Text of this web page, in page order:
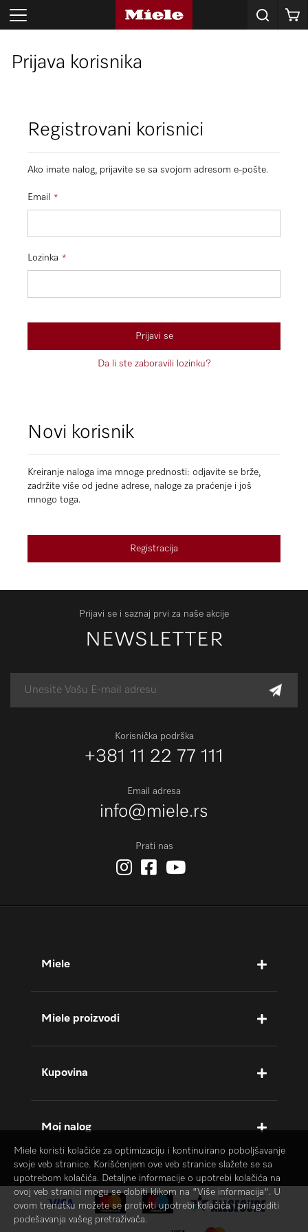
Korpa
Prijava korisnika
Registrovani korisnici
Ako imate nalog, prijavite se sa svojom adresom e-pošte.
Email
Lozinka
Prijavi se
Da li ste zaboravili lozinku?
Novi korisnik
Kreiranje naloga ima mnoge prednosti: odjavite se brže,
zadržite više od jedne adrese, naloge za praćenje i još
mnogo toga.
Registracija
Prijavi se i saznaj prvi za naše akcije
NEWSLETTER
Korisnička podrška
+381 11 22 77 111
Email adresa
info@miele.rs
Prati nas
Miele
Miele proizvodi
Kupovina
Moj nalog
Miele koristi kolačiće za optimizaciju i kontinuirano poboljšavanje
svoje veb stranice. Korišćenjem ove veb stranice slažete se sa
upotrebom kolačića. Detaljne informacije o upotrebi kolačića na
ovoj veb stranici mogu se dobiti klikom na "Više informacija". U
ovom trenutku možete se protiviti upotrebi kolačića i prilagoditi
podešavanja vašeg pretraživača.